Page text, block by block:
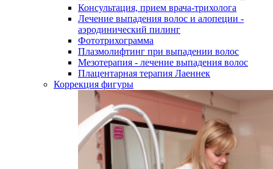
Консультация, прием врача-трихолога
Лечение выпадения волос и алопеции -
аэродинический пилинг
Фототрихограмма
Плазмолифтинг при выпадении волос
Мезотерапия - лечение выпадения волос
Плацентарная терапия Лаеннек
Коррекция фигуры